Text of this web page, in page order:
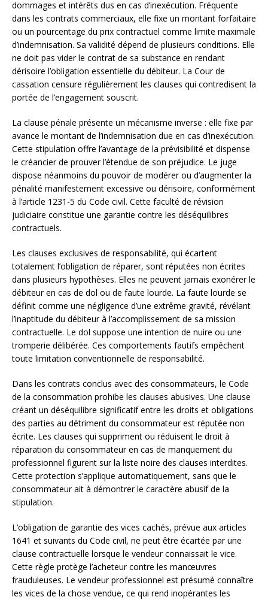
dommages et intérêts dus en cas d’inexécution. Fréquente
dans les contrats commerciaux, elle fixe un montant forfaitaire
ou un pourcentage du prix contractuel comme limite maximale
d’indemnisation. Sa validité dépend de plusieurs conditions. Elle
ne doit pas vider le contrat de sa substance en rendant
dérisoire l’obligation essentielle du débiteur. La Cour de
cassation censure régulièrement les clauses qui contredisent la
portée de l’engagement souscrit.
La clause pénale présente un mécanisme inverse : elle fixe par
avance le montant de l’indemnisation due en cas d’inexécution.
Cette stipulation offre l’avantage de la prévisibilité et dispense
le créancier de prouver l’étendue de son préjudice. Le juge
dispose néanmoins du pouvoir de modérer ou d’augmenter la
pénalité manifestement excessive ou dérisoire, conformément
à l’article 1231-5 du Code civil. Cette faculté de révision
judiciaire constitue une garantie contre les déséquilibres
contractuels.
Les clauses exclusives de responsabilité, qui écartent
totalement l’obligation de réparer, sont réputées non écrites
dans plusieurs hypothèses. Elles ne peuvent jamais exonérer le
débiteur en cas de dol ou de faute lourde. La faute lourde se
définit comme une négligence d’une extrême gravité, révélant
l’inaptitude du débiteur à l’accomplissement de sa mission
contractuelle. Le dol suppose une intention de nuire ou une
tromperie délibérée. Ces comportements fautifs empêchent
toute limitation conventionnelle de responsabilité.
Dans les contrats conclus avec des consommateurs, le Code
de la consommation prohibe les clauses abusives. Une clause
créant un déséquilibre significatif entre les droits et obligations
des parties au détriment du consommateur est réputée non
écrite. Les clauses qui suppriment ou réduisent le droit à
réparation du consommateur en cas de manquement du
professionnel figurent sur la liste noire des clauses interdites.
Cette protection s’applique automatiquement, sans que le
consommateur ait à démontrer le caractère abusif de la
stipulation.
L’obligation de garantie des vices cachés, prévue aux articles
1641 et suivants du Code civil, ne peut être écartée par une
clause contractuelle lorsque le vendeur connaissait le vice.
Cette règle protège l’acheteur contre les manœuvres
frauduleuses. Le vendeur professionnel est présumé connaître
les vices de la chose vendue, ce qui rend inopérantes les